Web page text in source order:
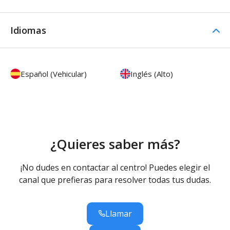
Idiomas
Español (Vehicular) Inglés (Alto)
¿Quieres saber más?
¡No dudes en contactar al centro! Puedes elegir el
canal que prefieras para resolver todas tus dudas.
Llamar